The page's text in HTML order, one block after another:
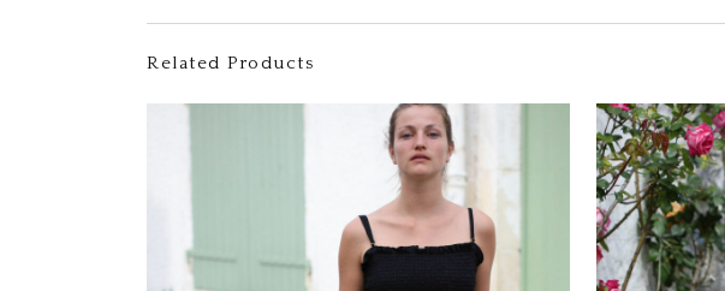
Related Products
Ce produit a plusieurs variations. Les options peuvent être choisies sur la page du produit